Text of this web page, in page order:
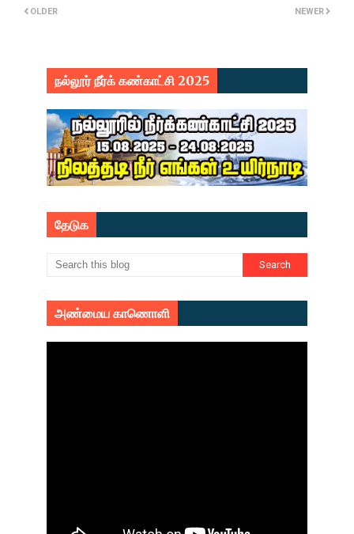
NEWER
OLDER
நல்லூர் நீர்க் கண்காட்சி 2025
தேடுக
அண்மைய காணொளி